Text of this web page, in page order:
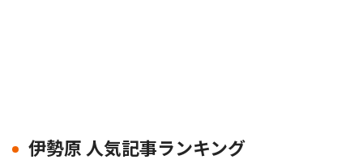
伊勢原 人気記事ランキング